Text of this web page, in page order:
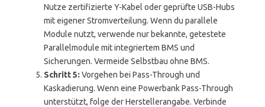
Nutze zertifizierte Y-Kabel oder geprüfte USB-Hubs
mit eigener Stromverteilung. Wenn du parallele
Module nutzt, verwende nur bekannte, getestete
Parallelmodule mit integriertem BMS und
Sicherungen. Vermeide Selbstbau ohne BMS.
Schritt 5: Vorgehen bei Pass-Through und
Kaskadierung. Wenn eine Powerbank Pass-Through
unterstützt, folge der Herstellerangabe. Verbinde